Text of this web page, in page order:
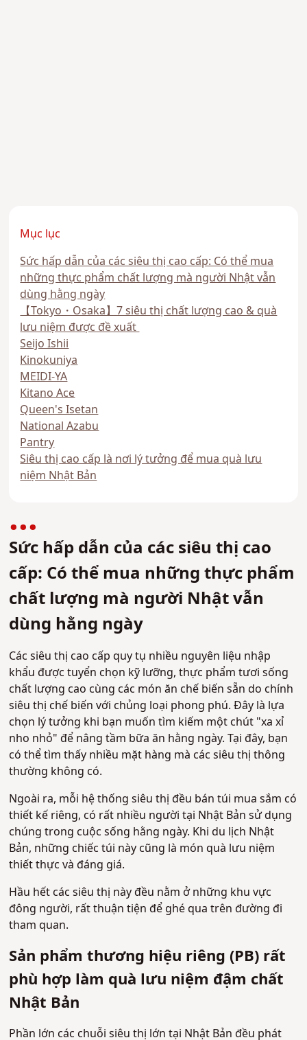
Mục lục
Sức hấp dẫn của các siêu thị cao cấp: Có thể mua
những thực phẩm chất lượng mà người Nhật vẫn
dùng hằng ngày
【Tokyo・Osaka】7 siêu thị chất lượng cao & quà
lưu niệm được đề xuất
Seijo Ishii
Kinokuniya
MEIDI-YA
Kitano Ace
Queen's Isetan
National Azabu
Pantry
Siêu thị cao cấp là nơi lý tưởng để mua quà lưu
niệm Nhật Bản
Sức hấp dẫn của các siêu thị cao
cấp: Có thể mua những thực phẩm
chất lượng mà người Nhật vẫn
dùng hằng ngày
Các siêu thị cao cấp quy tụ nhiều nguyên liệu nhập
khẩu được tuyển chọn kỹ lưỡng, thực phẩm tươi sống
chất lượng cao cùng các món ăn chế biến sẵn do chính
siêu thị chế biến với chủng loại phong phú. Đây là lựa
chọn lý tưởng khi bạn muốn tìm kiếm một chút "xa xỉ
nho nhỏ" để nâng tầm bữa ăn hằng ngày. Tại đây, bạn
có thể tìm thấy nhiều mặt hàng mà các siêu thị thông
thường không có.
Ngoài ra, mỗi hệ thống siêu thị đều bán túi mua sắm có
thiết kế riêng, có rất nhiều người tại Nhật Bản sử dụng
chúng trong cuộc sống hằng ngày. Khi du lịch Nhật
Bản, những chiếc túi này cũng là món quà lưu niệm
thiết thực và đáng giá.
Hầu hết các siêu thị này đều nằm ở những khu vực
đông người, rất thuận tiện để ghé qua trên đường đi
tham quan.
Sản phẩm thương hiệu riêng (PB) rất
phù hợp làm quà lưu niệm đậm chất
Nhật Bản
Phần lớn các chuỗi siêu thị lớn tại Nhật Bản đều phát